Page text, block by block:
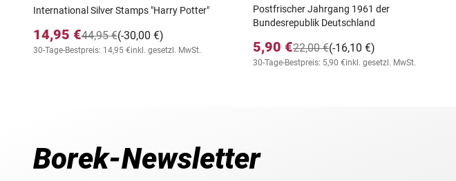
International Silver Stamps "Harry Potter"
14,95 € (-30,00 €)
44,95 €
30-Tage-Bestpreis: 14,95 €inkl. gesetzl. MwSt.
Postfrischer Jahrgang 1961 der
Bundesrepublik Deutschland
5,90 € (-16,10 €)
22,00 €
30-Tage-Bestpreis: 5,90 €inkl. gesetzl. MwSt.
Borek-Newsletter